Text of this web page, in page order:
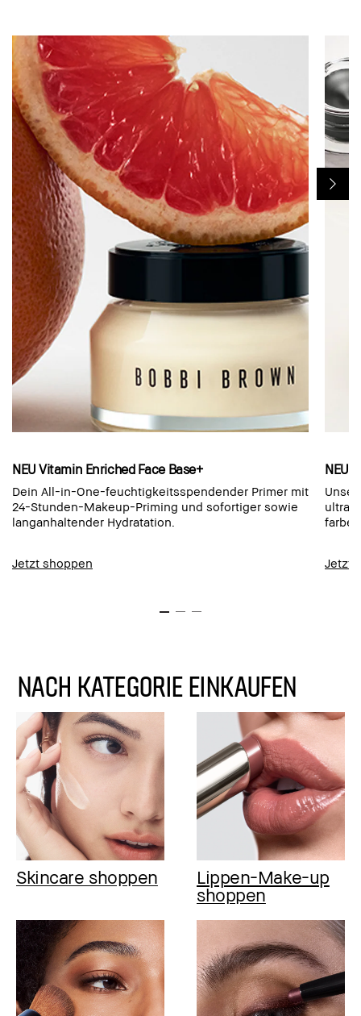
NEU Vitamin Enriched Face Base+
Dein All-in-One-feuchtigkeitsspendender Primer mit
24-Stunden-Makeup-Priming und sofortiger sowie
langanhaltender Hydratation.
Jetzt shoppen
NEU
Jetzt
NACH KATEGORIE EINKAUFEN
Skincare shoppen
Lippen-Make-up
shoppen